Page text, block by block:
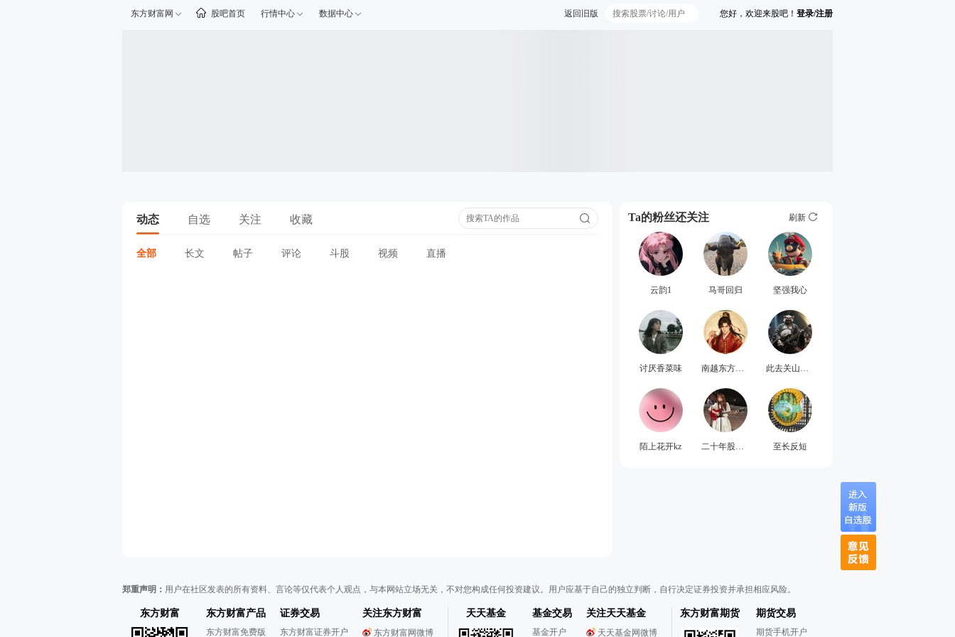
东方财富网 股吧首页 行情中心 数据中心 您好，欢迎来股吧！ 登录/注册
返回旧版
动态 自选 关注 收藏
全部 长文 帖子 评论 斗股 视频 直播
Ta的粉丝还关注 刷新
云韵1 马哥回归 坚强我心
讨厌香菜味 南越东方不败 此去关山千万里
陌上花开kz 二十年股市老兵 至长反短
郑重声明： 用户在社区发表的所有资料、言论等仅代表个人观点，与本网站立场无关，不对您构成任何投资建议。用户应基于自己的独立判断，自行决定证券投资并承担相应风险。
东方财富 东方财富产品
东方财富免费版
证券交易
东方财富证券开户
关注东方财富
东方财富网微博
天天基金 基金交易
基金开户
关注天天基金
天天基金网微博
东方财富期货 期货交易
期货手机开户